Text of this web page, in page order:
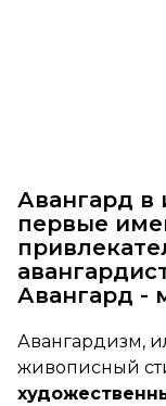
Авангард в
первые
Авангард -
Авангардизм,
живописный